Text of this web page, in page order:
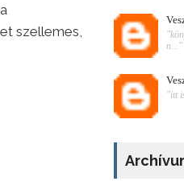
szellemes,
n..."
"itt